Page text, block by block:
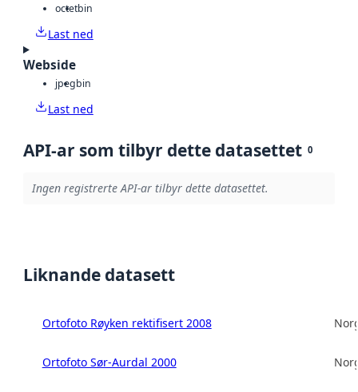
octetbin
Last ned
Webside
jpegbin
Last ned
API-ar som tilbyr dette datasettet 0
Ingen registrerte API-ar tilbyr dette datasettet.
Liknande datasett
Ortofoto Røyken rektifisert 2008
Ortofoto Sør-Aurdal 2000